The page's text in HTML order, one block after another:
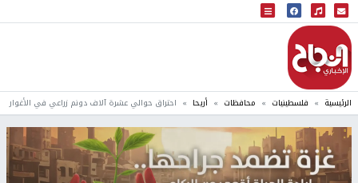
البث المباشر
إذاعة النجاح
الرئيسية فلسطينيات محافظات أريحا احتراق حوالي عشرة آلاف دونم زراعي في الأغوار